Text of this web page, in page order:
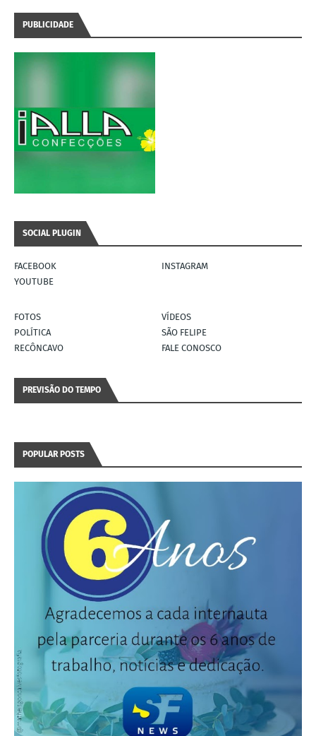
PUBLICIDADE
SOCIAL PLUGIN
FACEBOOK
INSTAGRAM
YOUTUBE
FOTOS
VÍDEOS
POLÍTICA
SÃO FELIPE
RECÔNCAVO
FALE CONOSCO
PREVISÃO DO TEMPO
POPULAR POSTS